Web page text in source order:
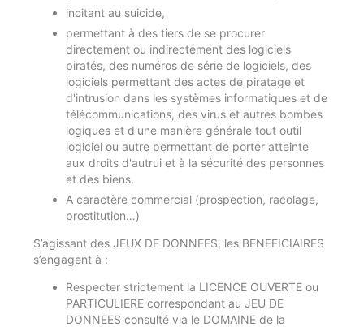
incitant au suicide,
permettant à des tiers de se procurer
directement ou indirectement des logiciels
piratés, des numéros de série de logiciels, des
logiciels permettant des actes de piratage et
d'intrusion dans les systèmes informatiques et de
télécommunications, des virus et autres bombes
logiques et d'une manière générale tout outil
logiciel ou autre permettant de porter atteinte
aux droits d'autrui et à la sécurité des personnes
et des biens.
A caractère commercial (prospection, racolage,
prostitution…)
S’agissant des JEUX DE DONNEES, les BENEFICIAIRES
s’engagent à :
Respecter strictement la LICENCE OUVERTE ou
PARTICULIERE correspondant au JEU DE
DONNEES consulté via le DOMAINE de la